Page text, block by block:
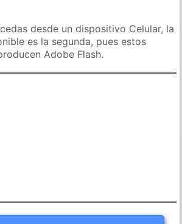
desde un dispositivo Celular, la
es la segunda, pues estos
Adobe Flash.